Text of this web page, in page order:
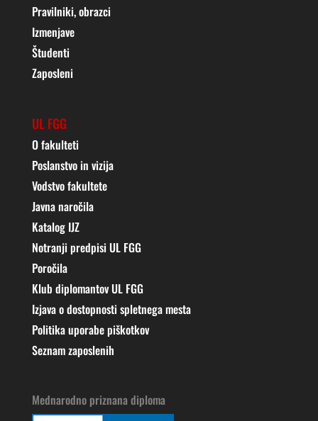
Pravilniki, obrazci
Izmenjave
Študenti
Zaposleni
UL FGG
O fakulteti
Poslanstvo in vizija
Vodstvo fakultete
Javna naročila
Katalog IJZ
Notranji predpisi UL FGG
Poročila
Klub diplomantov UL FGG
Izjava o dostopnosti spletnega mesta
Politika uporabe piškotkov
Seznam zaposlenih
Mednarodno priznana diploma